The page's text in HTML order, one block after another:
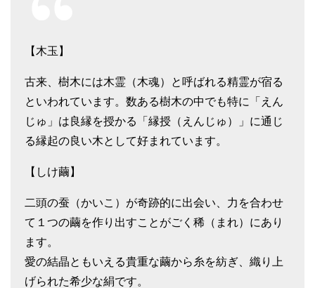
【木玉】
古来、樹木には木霊（木魂）と呼ばれる精霊が宿る
といわれています。数ある樹木の中でも特に「えん
じゅ」は良縁を授かる「縁授（えんじゅ）」に通じ
る縁起の良い木として好まれています。
【しけ繭】
二頭の蚕（かいこ）が奇跡的に出会い、力を合わせ
て１つの繭を作り出すことがごく稀（まれ）にあり
ます。
愛の結晶ともいえる貴重な繭から糸を紡ぎ、織り上
げられた希少な絹です。